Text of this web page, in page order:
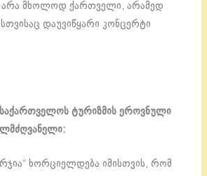
არა მხოლოდ ქართველი, არამედ
დაუვიწყარი კონცერტი
ტურიზმის ეროვნული
ხორციელდება იმისთვის, რომ